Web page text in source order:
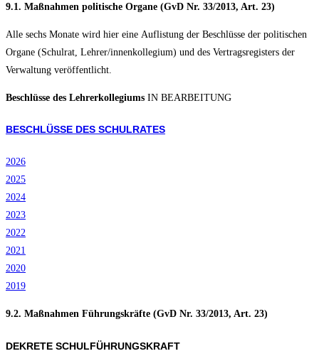
9.1. Maßnahmen politische Organe (GvD Nr. 33/2013, Art. 23)
Alle sechs Monate wird hier eine Auflistung der Beschlüsse der politischen
Organe (Schulrat, Lehrer/innenkollegium) und des Vertragsregisters der
Verwaltung veröffentlicht.
Beschlüsse des Lehrerkollegiums IN BEARBEITUNG
BESCHLÜSSE DES SCHULRATES
2026
2025
2024
2023
2022
2021
2020
2019
9.2. Maßnahmen Führungskräfte (GvD Nr. 33/2013, Art. 23)
DEKRETE SCHULFÜHRUNGSKRAFT